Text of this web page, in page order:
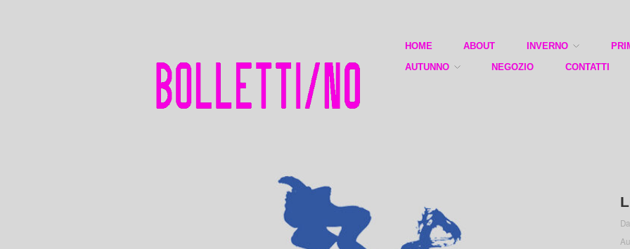
HOME ABOUT INVERNO
AUTUNNO
NEGOZIO CONTATTI